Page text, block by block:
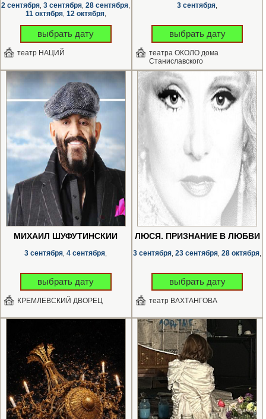
2 сентября 3 сентября 28 сентября
11 октября, 12 октября,
выбрать дату
театр НАЦИЙ
3 сентября
выбрать дату
театра ОКОЛО дома
Станиславского
МИХАИЛ ШУФУТИНСКИЙ
3 сентября 4 сентября
выбрать дату
КРЕМЛЕВСКИЙ ДВОРЕЦ
ЛЮСЯ. ПРИЗНАНИЕ В ЛЮБВИ
3 сентября 23 сентября 28 октября
выбрать дату
театр ВАХТАНГОВА